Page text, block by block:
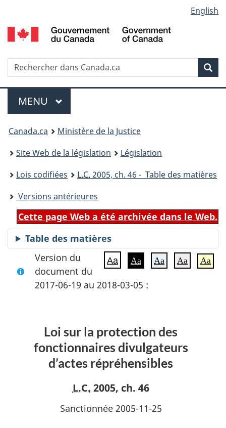
au
contenu
propos
de
la
HTML
simplifiée
selection
English
Recherche
Menu
MENU PRINCIPAL
You
are
here:
Canada.ca
Ministère de la Justice
Site Web de la législation
Législation
Lois codifiées
L.C. 2005, ch. 46 - Table des matières
Versions antérieures
Cette page Web a été archivée dans le Web.
Table des matières
Aa Aa Aa Aa Aa
Version du
document du
2017-06-19 au 2018-03-05 :
Loi sur la protection des
fonctionnaires divulgateurs
d’actes répréhensibles
L.C. 2005, ch. 46
Sanctionnée 2005-11-25